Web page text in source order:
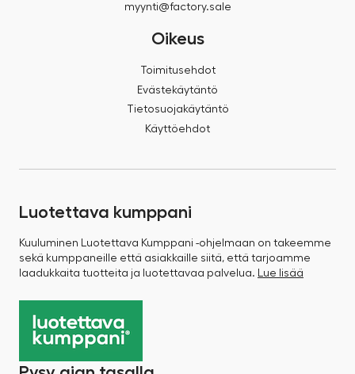
myynti@factory.sale
Oikeus
Toimitusehdot
Evästekäytäntö
Tietosuojakäytäntö
Käyttöehdot
Luotettava kumppani
Kuuluminen Luotettava Kumppani -ohjelmaan on takeemme
sekä kumppaneille että asiakkaille siitä, että tarjoamme
laadukkaita tuotteita ja luotettavaa palvelua. Lue lisää